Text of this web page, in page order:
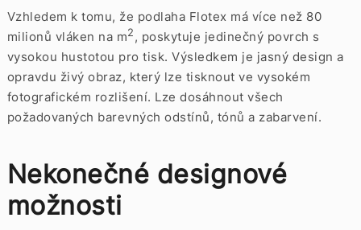
Vzhledem k tomu, že podlaha Flotex má více než 80
milionů vláken na m2 , poskytuje jedinečný povrch s
vysokou hustotou pro tisk. Výsledkem je jasný design a
opravdu živý obraz, který lze tisknout ve vysokém
fotografickém rozlišení. Lze dosáhnout všech
požadovaných barevných odstínů, tónů a zabarvení.
Nekonečné designové
možnosti